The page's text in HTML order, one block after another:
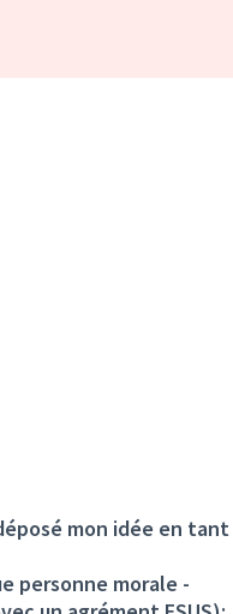
mon idée en tant
personne morale -